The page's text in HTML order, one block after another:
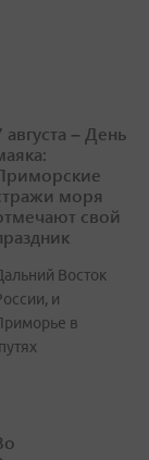
августа – День
моря
свой
Восток
и
в